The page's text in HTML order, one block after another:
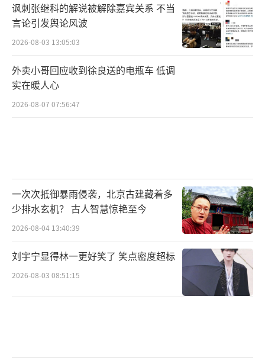
讽刺张继科的解说被解除嘉宾关系 不当
言论引发舆论风波
2026-08-03 13:05:03
外卖小哥回应收到徐良送的电瓶车 低调
实在暖人心
2026-08-07 07:56:47
一次次抵御暴雨侵袭，北京古建藏着多
少排水玄机？ 古人智慧惊艳至今
2026-08-04 13:40:39
刘宇宁显得林一更好笑了 笑点密度超标
2026-08-03 08:51:15